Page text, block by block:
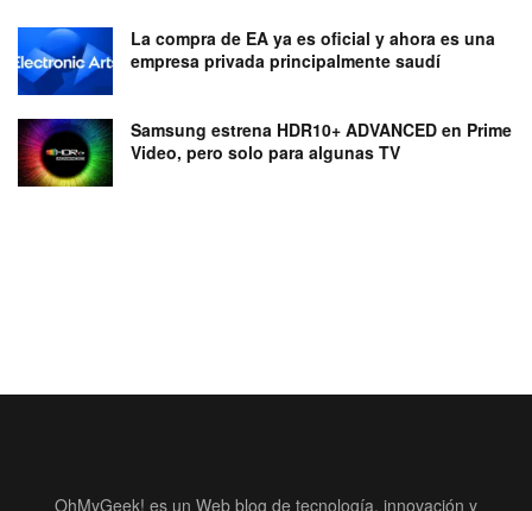
La compra de EA ya es oficial y ahora es una
empresa privada principalmente saudí
Samsung estrena HDR10+ ADVANCED en Prime
Video, pero solo para algunas TV
OhMyGeek! es un Web blog de tecnología, innovación y